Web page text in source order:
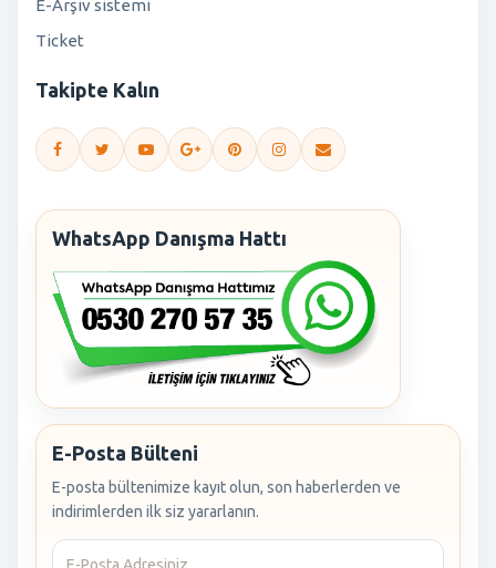
E-Arşiv sistemi
Ticket
Takipte Kalın
WhatsApp Danışma Hattı
E-Posta Bülteni
E-posta bültenimize kayıt olun, son haberlerden ve
indirimlerden ilk siz yararlanın.